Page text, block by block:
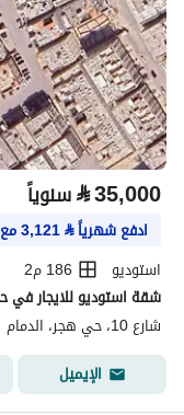
⃁35,000 سنوياً
ادفع شهرياً⃁
3,121مع
استوديو
186 م2
شقة استوديو للايجار في
شارع 10، حي هجر، الدمام
الإيميل